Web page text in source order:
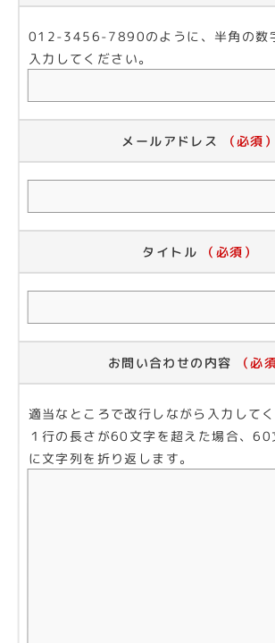
012-3456-7890のように、半角の数
入力してください。
メールアドレス （必須）
タイトル （必須）
お問い合わせの内容 （必
適当なところで改行しながら入力してく
１行の長さが60文字を超えた場合、60
に文字列を折り返します。